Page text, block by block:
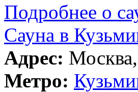
Подробнее о
Сауна в
Адрес:
Метро: